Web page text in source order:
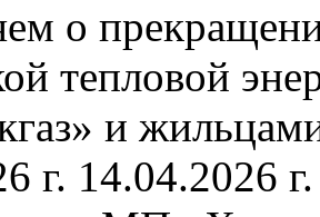
о
тепловой
и
г. 14.04.2026